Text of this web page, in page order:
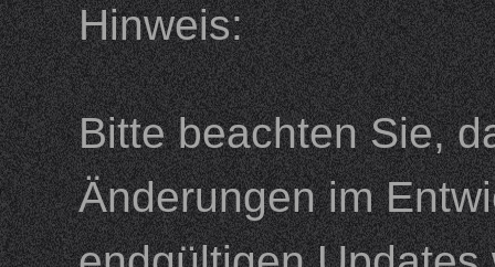
Hinweis:
Bitte beachten Sie,
Änderungen im